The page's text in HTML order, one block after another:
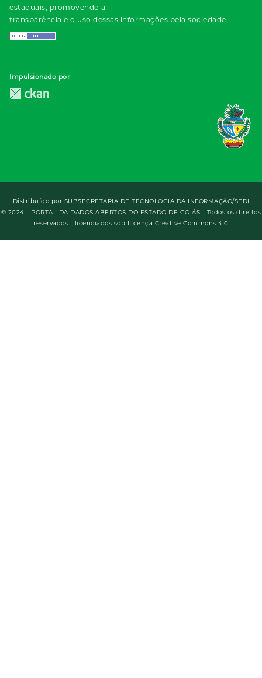
estaduais, promovendo a
transparência e o uso dessas informações pela sociedade.
Impulsionado por
Distribuído por SUBSECRETARIA DE TECNOLOGIA DA INFORMAÇÃO/SEDI
© 2024 - PORTAL DA DADOS ABERTOS DO ESTADO DE GOIÁS - Todos os direitos
reservados - licenciados sob Licença Creative Commons 4.0